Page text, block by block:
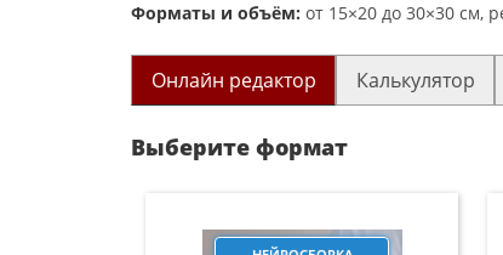
Форматы и объём: от 15×20 до 30×30 см,
Онлайн редактор Калькулятор
Выберите формат